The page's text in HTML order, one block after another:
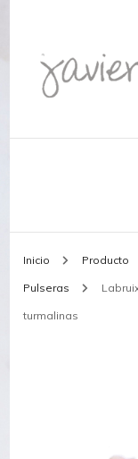
Joyería
Inicio Producto
Pulseras
turmalinas